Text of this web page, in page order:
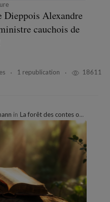
Dieppois Alexandre
cauchois de
1 republication 18611
in La forêt des contes oubliés